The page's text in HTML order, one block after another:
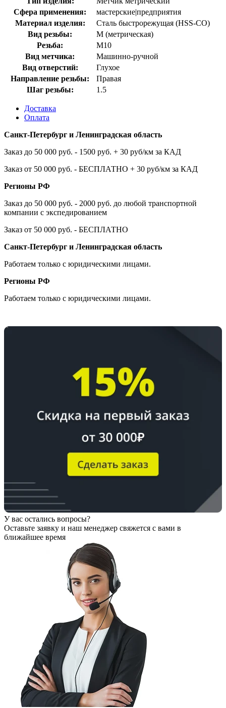
Сфера применения:
мастерские|предприятия
Материал изделия:
Сталь быстрорежущая (HSS-CO)
Вид резьбы:
M (метрическая)
Резьба:
М10
Вид метчика:
Машинно-ручной
Вид отверстий:
Глухое
Направление резьбы:
Правая
Шаг резьбы:
1.5
Доставка
Оплата
Санкт-Петербург и Ленинградская область
Заказ до 50 000 руб. - 1500 руб. + 30 руб/км за КАД
Заказ от 50 000 руб. - БЕСПЛАТНО + 30 руб/км за КАД
Регионы РФ
Заказ до 50 000 руб. - 2000 руб. до любой транспортной
компании с экспедированием
Заказ от 50 000 руб. - БЕСПЛАТНО
Санкт-Петербург и Ленинградская область
Работаем только с юридическими лицами.
Регионы РФ
Работаем только с юридическими лицами.
У вас остались вопросы?
Оставьте заявку и наш менеджер свяжется с вами в
ближайшее время